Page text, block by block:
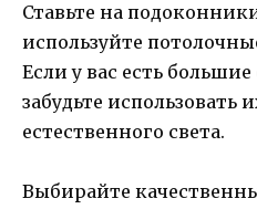
Ставьте на
используйте
Если у вас есть
забудьте
естественного света.
Выбирайте